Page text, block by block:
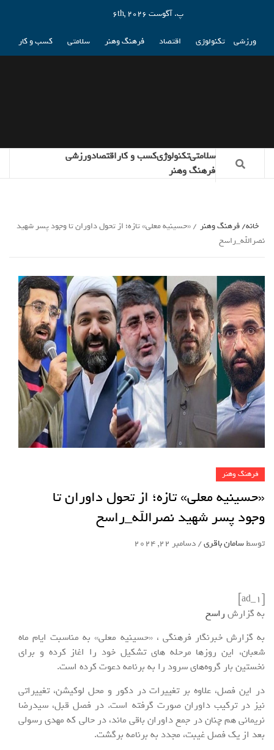
پ. آگوست 6th, 2026
ورزشی تکنولوژی اقتصاد فرهنگ وهنر سلامتی کسب و کار
سلامتیتکنولوژیکسب و کاراقتصادورزشی
فرهنگ وهنر
خانه فرهنگ وهنر
«حسینیه معلی» تازه؛ از تحول داوران تا وجود پسر شهید
نصرالله_راسخ
فرهنگ وهنر
«حسینیه معلی» تازه؛ از تحول داوران تا
وجود پسر شهید نصرالله_راسخ
توسطسامان باقری/دسامبر 22, 2024
[ad_1]
به گزارش راسخ
به گزارش خبرنگار فرهنگی ، «حسینیه معلی» به مناسبت ایام ماه
شعبان، این روزها مرحله های تشکیل خود را اغاز کرده و برای
نخستین بار گروه‌های سرود را به برنامه دعوت کرده است.
در این فصل، علاوه بر تغییرات در دکور و محل لوکیشن، تغییراتی
نیز در ترکیب داوران صورت گرفته است. در فصل قبل، سیدرضا
نریمانی هم چنان در جمع داوران باقی ماند، در حالی که مهدی رسولی
بعد از یک فصل غیبت، مجدد به برنامه برگشت.